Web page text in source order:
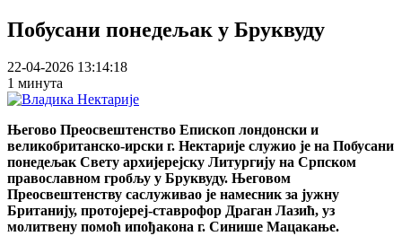
Побусани понедељак у Бруквуду
22-04-2026 13:14:18
1 минута
Његово Преосвештенство Епископ лондонски и
великобританско-ирски г. Нектарије служио је на Побусани
понедељак Свету архијерејску Литургију на Српском
православном гробљу у Бруквуду. Његовом
Преосвештенству саслуживао је намесник за јужну
Британију, протојереј-ставрофор Драган Лазић, уз
молитвену помоћ ипођакона г. Синише Мацакање.